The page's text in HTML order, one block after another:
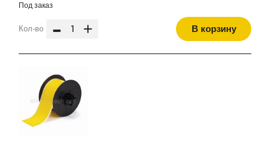
Под заказ
Кол-во - + В корзину